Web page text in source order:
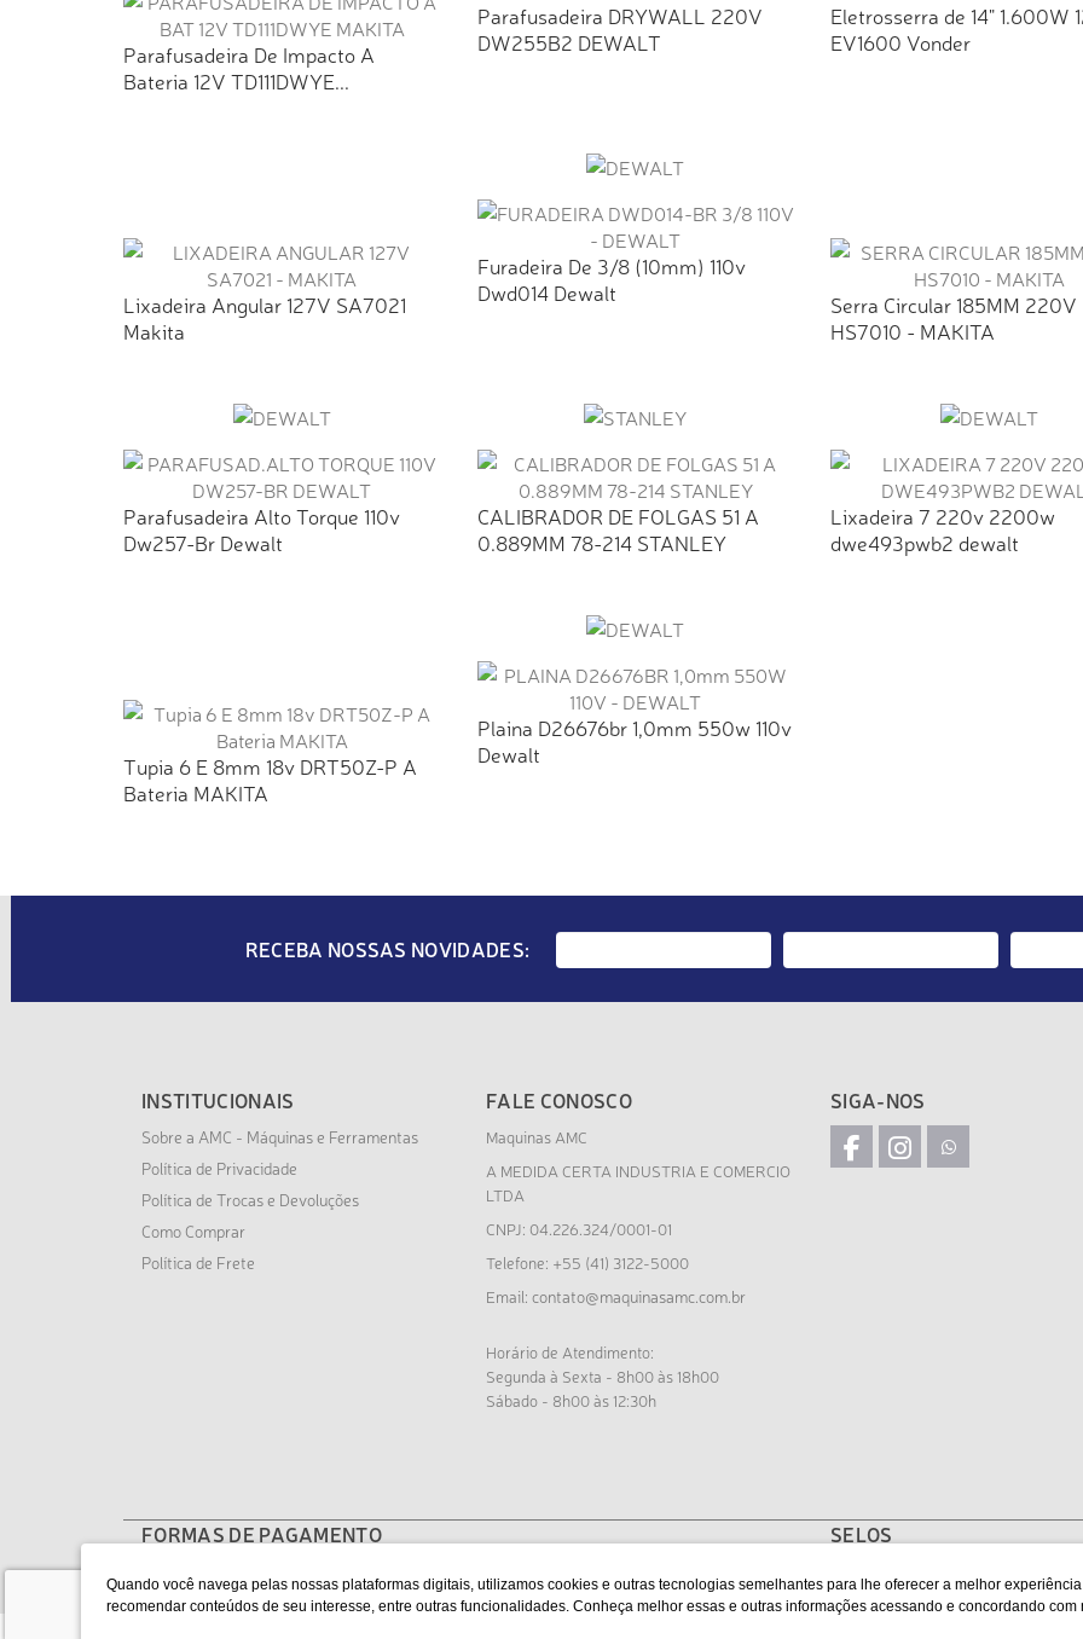
Quando você navega pelas nossas plataformas digitais, utilizamos cookies e outras tecnologias semelhantes para lhe oferecer a melhor
recomendar conteúdos de seu interesse, entre outras funcionalidades. Conheça melhor essas e outras informações acessando e concordando com
Parafusadeira De Impacto A
Bateria 12V TD111DWYE...
Parafusadeira DRYWALL 220V
DW255B2 DEWALT
Eletrosserra de 14" 1.600W
EV1600 Vonder
Lixadeira Angular 127V SA7021
Makita
Furadeira De 3/8 (10mm) 110v
Dwd014 Dewalt
Serra Circular 185MM 220V
HS7010 - MAKITA
Parafusadeira Alto Torque 110v
Dw257-Br Dewalt
CALIBRADOR DE FOLGAS 51 A
0.889MM 78-214 STANLEY
Lixadeira 7 220v 2200w
dwe493pwb2 dewalt
Tupia 6 E 8mm 18v DRT50Z-P A
Bateria MAKITA
Plaina D26676br 1,0mm 550w 110v
Dewalt
RECEBA NOSSAS NOVIDADES:
INSTITUCIONAIS
Sobre a AMC - Máquinas e Ferramentas
Política de Privacidade
Política de Trocas e Devoluções
Como Comprar
Política de Frete
FALE CONOSCO
Maquinas AMC
A MEDIDA CERTA INDUSTRIA E COMERCIO
LTDA
CNPJ: 04.226.324/0001-01
Telefone: +55 (41) 3122-5000
Email: contato@maquinasamc.com.br
Horário de Atendimento:
Segunda à Sexta - 8h00 às 18h00
Sábado - 8h00 às 12:30h
SIGA-NOS
FORMAS DE PAGAMENTO SELOS